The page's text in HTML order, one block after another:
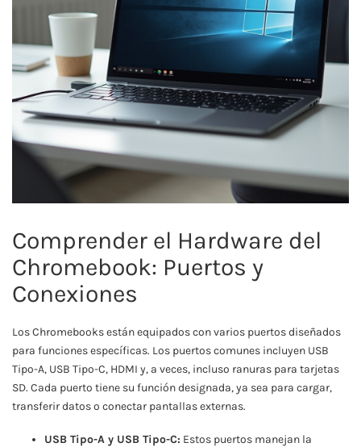
Comprender el Hardware del
Chromebook: Puertos y
Conexiones
Los Chromebooks están equipados con varios puertos diseñados
para funciones específicas. Los puertos comunes incluyen USB
Tipo-A, USB Tipo-C, HDMI y, a veces, incluso ranuras para tarjetas
SD. Cada puerto tiene su función designada, ya sea para cargar,
transferir datos o conectar pantallas externas.
USB Tipo-A y USB Tipo-C: Estos puertos manejan la